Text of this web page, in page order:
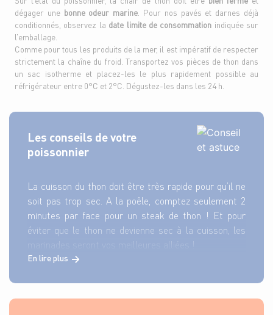
dégager une bonne odeur marine . Pour nos pavés et darnes déjà
conditionnés, observez la date limite de consommation indiquée sur
l’emballage.
Comme pour tous les produits de la mer, il est impératif de respecter
strictement la chaîne du froid. Transportez vos pièces de thon dans
un sac isotherme et placez-les le plus rapidement possible au
réfrigérateur entre 0°C et 2°C. Dégustez-les dans les 24 h.
Les conseils de votre
poissonnier
La cuisson du thon doit être très rapide pour qu’il ne
soit pas trop sec. A la poêle, comptez seulement 2
minutes par face pour un steak de thon ! Et pour
éviter que le thon ne devienne sec à la cuisson, les
marinades seront vos meilleures alliées !
En lire plus